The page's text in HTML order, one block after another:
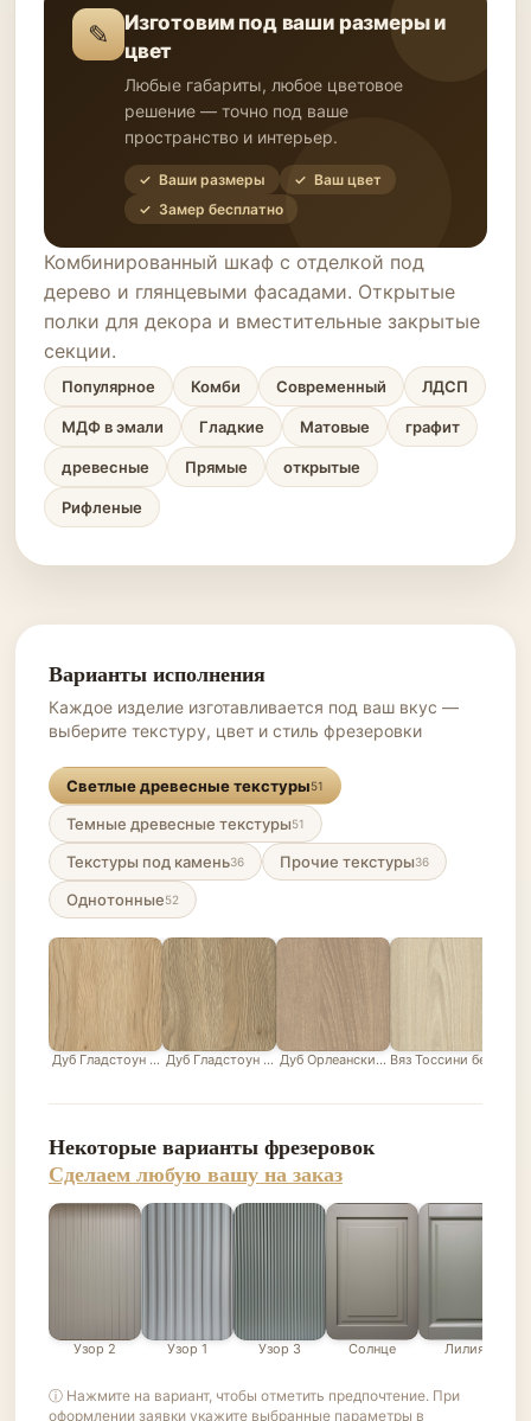
✎
Изготовим под ваши размеры и
цвет
Любые габариты, любое цветовое
решение — точно под ваше
пространство и интерьер.
✓ Ваши размеры
✓ Ваш цвет
✓ Замер бесплатно
Комбинированный шкаф с отделкой под
дерево и глянцевыми фасадами. Открытые
полки для декора и вместительные закрытые
секции.
Популярное Комби Современный ЛДСП
МДФ в эмали Гладкие Матовые графит
древесные Прямые открытые
Рифленые
Варианты исполнения
Каждое изделие изготавливается под ваш вкус —
выберите текстуру, цвет и стиль фрезеровки
Светлые древесные текстуры51
Темные древесные текстуры51
Текстуры под камень36 Прочие текстуры36
Однотонные52
Дуб Гладстоун песочныйДуб Гладстоун серо-бежевыйДуб Орлеанский песочно-бежевый
Вяз Тоссини белый
Некоторые варианты фрезеровок
Сделаем любую вашу на заказ
Узор 2 Узор 1 Узор 3 Солнце Лилия
ⓘ Нажмите на вариант, чтобы отметить предпочтение. При
оформлении заявки укажите выбранные параметры в